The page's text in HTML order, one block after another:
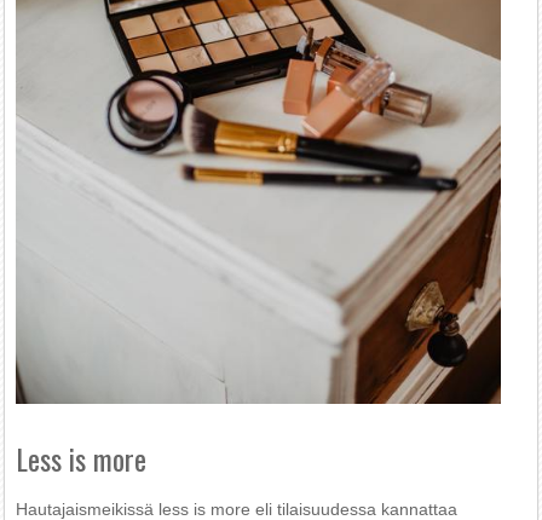
Less is more
Hautajaismeikissä less is more eli tilaisuudessa kannattaa